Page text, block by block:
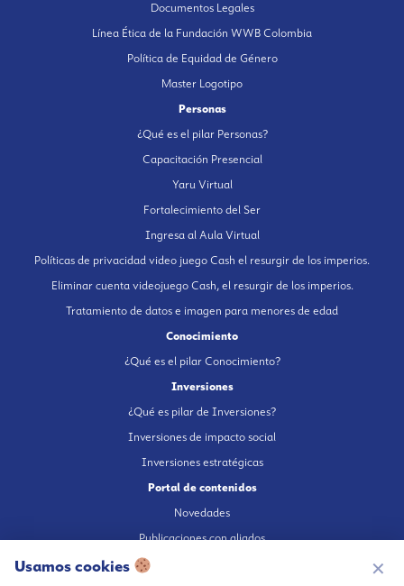
Documentos Legales
Línea Ética de la Fundación WWB Colombia
Política de Equidad de Género
Master Logotipo
Personas
¿Qué es el pilar Personas?
Capacitación Presencial
Yaru Virtual
Fortalecimiento del Ser
Ingresa al Aula Virtual
Políticas de privacidad video juego Cash el resurgir de los imperios.
Eliminar cuenta videojuego Cash, el resurgir de los imperios.
Tratamiento de datos e imagen para menores de edad
Conocimiento
¿Qué es el pilar Conocimiento?
Inversiones
¿Qué es pilar de Inversiones?
Inversiones de impacto social
Inversiones estratégicas
Portal de contenidos
Novedades
Publicaciones con aliados
Fundación en medios
Usamos cookies ✕